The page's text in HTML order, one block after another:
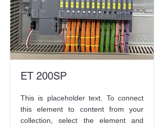
ET 200SP
This is placeholder text. To connect
this element to content from your
collection, select the element and